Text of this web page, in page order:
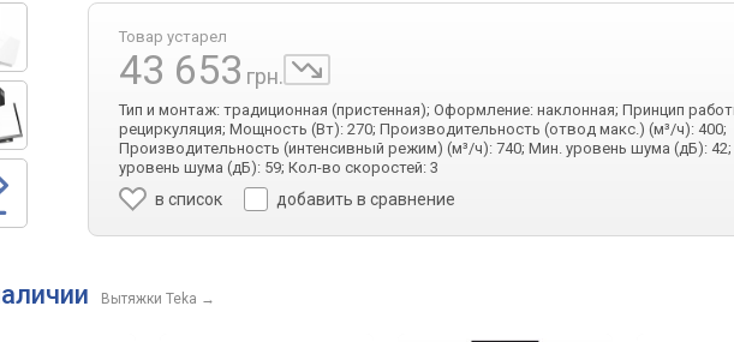
Товар устарел
43 653 грн.
Тип и монтаж: традиционная (пристенная); Оформление: наклонная; Принцип
рециркуляция; Мощность (Вт): 270; Производительность (отвод макс.) (м³/ч): 400;
Производительность (интенсивный режим) (м³/ч): 740; Мин. уровень шума (дБ):
уровень шума (дБ): 59; Кол-во скоростей: 3
в список добавить в сравнение
Вытяжки Teka →